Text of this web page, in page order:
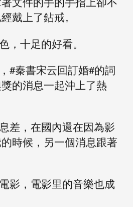
戴上了鉆戒。
，十足的好看。
#秦書宋云回訂婚#的詞
的消息一起沖上了熱
差，在國內還在因為影
時候，另一個消息跟著
影，電影里的音樂也成